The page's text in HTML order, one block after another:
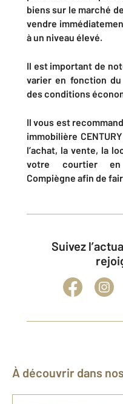
biens sur le marché
vendre
à un niveau élevé.
Il est important de
varier en fonction
des conditions
Il vous est
immobilière
l’achat, la vente, la
votre courtier en
Compiègne afin de
Suivez l’actualité immobilière et
À découvrir dans